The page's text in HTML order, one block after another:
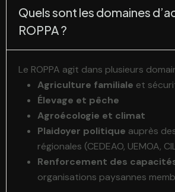
Quels sont les domaines
ROPPA ?
Le ROPPA agit dans plusieurs
Agriculture familiale et
Élevage et pêche
Agroécologie et climat
Plaidoyer politique auprès
régionales (CEDEAO, UEMOA,
Renforcement des
organisations paysannes